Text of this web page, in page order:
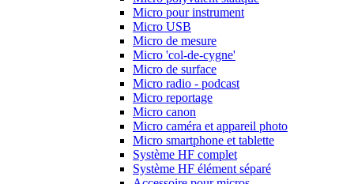
Micro pour instrument
Micro USB
Micro de mesure
Micro 'col-de-cygne'
Micro de surface
Micro radio - podcast
Micro reportage
Micro canon
Micro caméra et appareil photo
Micro smartphone et tablette
Système HF complet
Système HF élément séparé